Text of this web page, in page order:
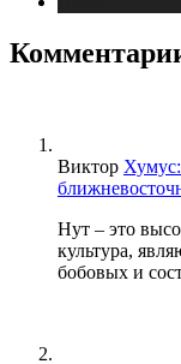
Виктор
Нут – это
культура,
бобовых и